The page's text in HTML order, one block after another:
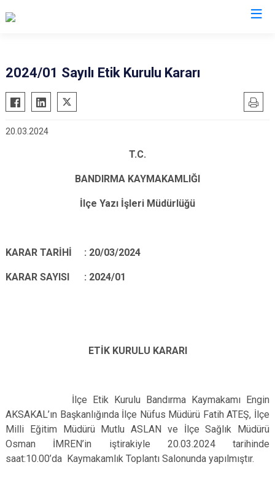
Ayvalık
Balya
Bandırma
Gömeç
Manyas
Marmara
Sındırgı
2024/01 Sayılı Etik Kurulu Kararı
20.03.2024
T.C.
BANDIRMA KAYMAKAMLIĞI
İlçe Yazı İşleri Müdürlüğü
KARAR TARİHİ : 20/03/2024
KARAR SAYISI : 2024/01
ETİK KURULU KARARI
İlçe Etik Kurulu Bandırma Kaymakamı Engin
AKSAKAL’ın Başkanlığında İlçe Nüfus Müdürü Fatih ATEŞ, İlçe
Milli Eğitim Müdürü Mutlu ASLAN ve İlçe Sağlık Müdürü
Osman İMREN’in iştirakiyle 20.03.2024 tarihinde
saat:10.00’da Kaymakamlık Toplantı Salonunda yapılmıştır.